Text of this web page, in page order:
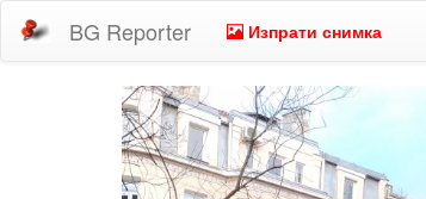
BG Reporter Изпрати снимка